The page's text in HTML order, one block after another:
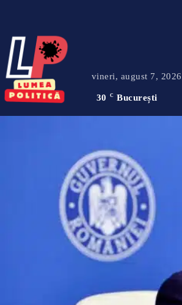
vineri, august 7, 2026
30 C București